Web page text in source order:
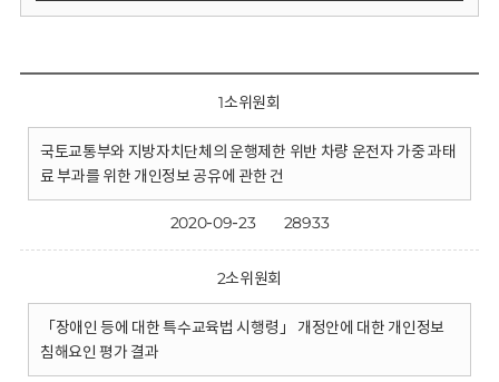
1소위원회
국토교통부와 지방자치단체의 운행제한 위반 차량 운전자 가중 과태
료 부과를 위한 개인정보 공유에 관한 건
2020-09-23 28933
2소위원회
「장애인 등에 대한 특수교육법 시행령」 개정안에 대한 개인정보
침해요인 평가 결과